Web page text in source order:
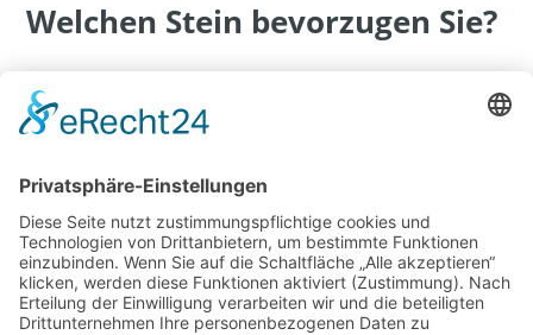
Welchen Stein bevorzugen Sie?
Auszug und dienen Ihnen als Hilfe um sich Ihrem
Traum aus Stein näherzubringen.
Wir beraten Sie gerne